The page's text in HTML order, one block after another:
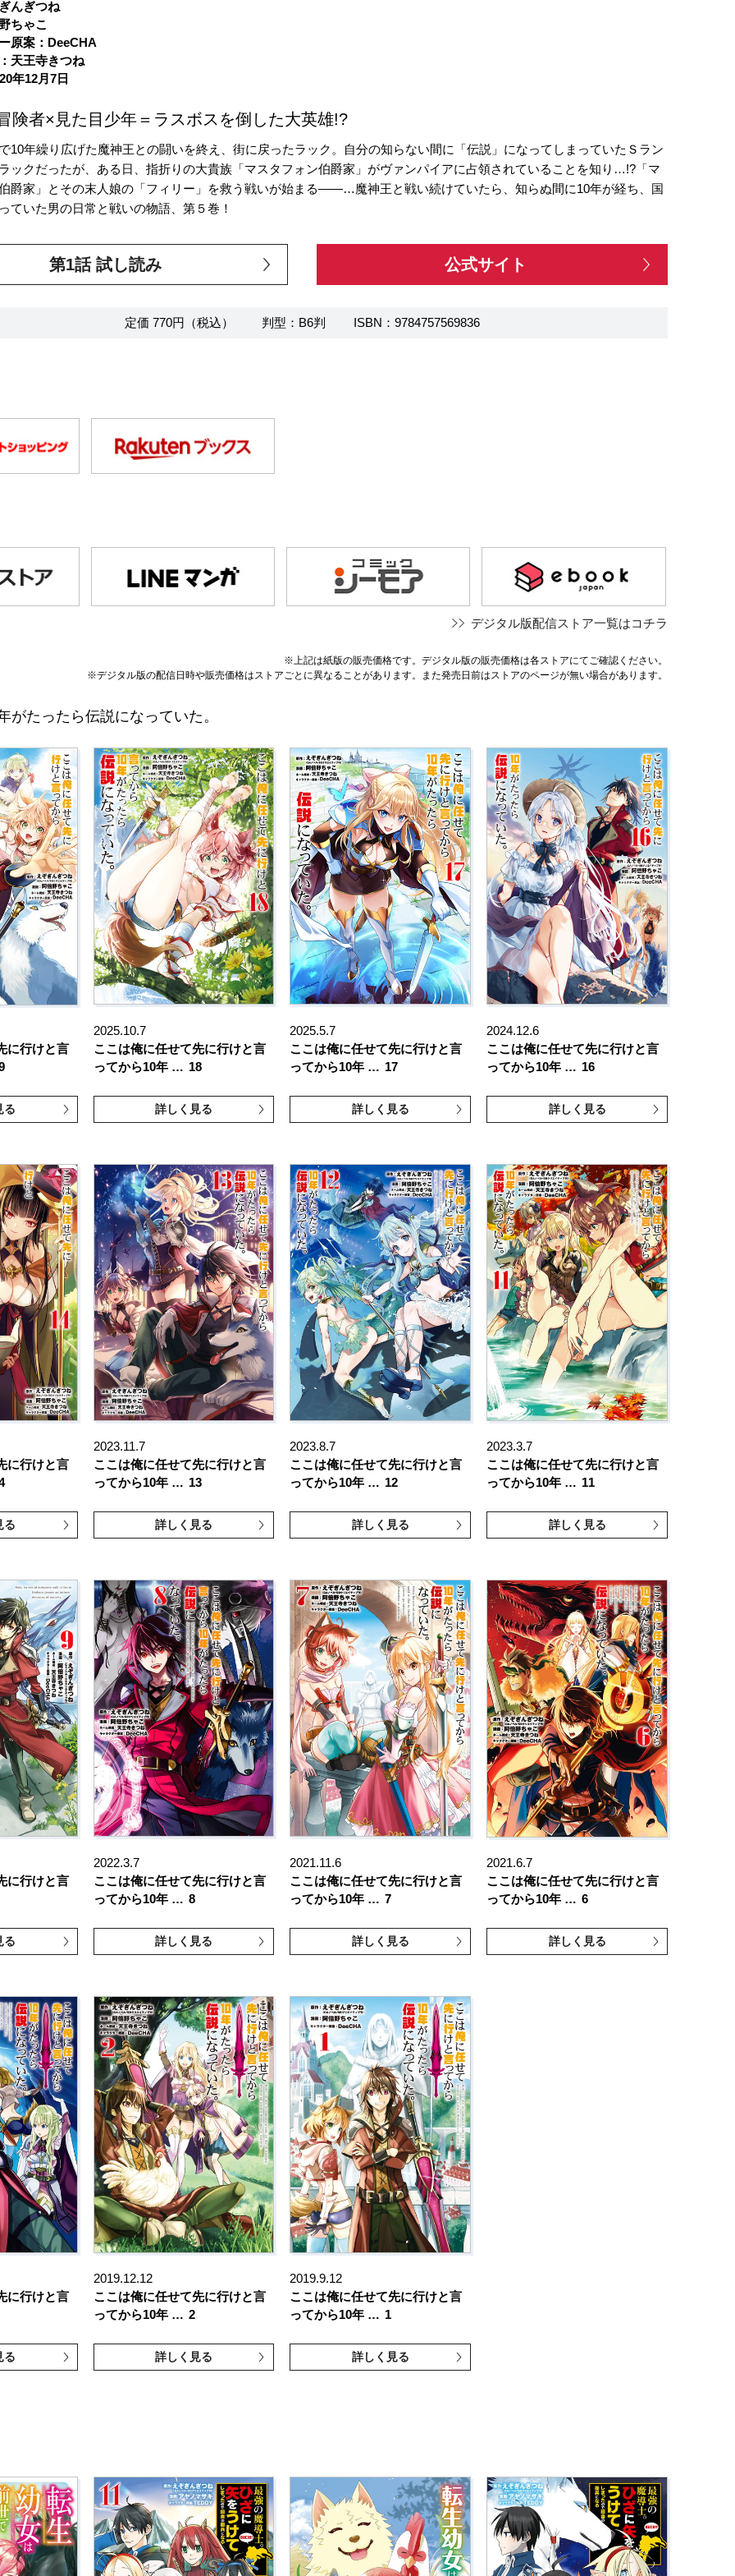
んぎつね
ちゃこ
原案：DeeCHA
天王寺きつね
年12月7日
険者×見た目少年＝ラスボスを倒した大英雄!?
10年繰り広げた魔神王との闘いを終え、街に戻ったラック。自分の知らない間に「伝説」になってしまっていたＳラン
ックだったが、ある日、指折りの大貴族「マスタフォン伯爵家」がヴァンパイアに占領されていることを知り…!?「マ
爵家」とその末人娘の「フィリー」を救う戦いが始まる――…魔神王と戦い続けていたら、知らぬ間に10年が経ち、国
ていた男の日常と戦いの物語、第５巻！
第1話 試し読み 公式サイト
定価 770円（税込） 判型：B6判 ISBN：9784757569836
デジタル版配信ストア一覧はコチラ
※上記は紙版の販売価格です。デジタル版の販売価格は各ストアにてご確認ください。
※デジタル版の配信日時や販売価格はストアごとに異なることがあります。また発売日前はストアのページが無い場合があります。
たったら伝説になっていた。
に行けと言
る
2025.10.7
ここは俺に任せて先に行けと言
ってから10年 … 18
詳しく見る
2025.5.7
ここは俺に任せて先に行けと言
ってから10年 … 17
詳しく見る
2024.12.6
ここは俺に任せて先に行けと言
ってから10年 … 16
詳しく見る
に行けと言
る
2023.11.7
ここは俺に任せて先に行けと言
ってから10年 … 13
詳しく見る
2023.8.7
ここは俺に任せて先に行けと言
ってから10年 … 12
詳しく見る
2023.3.7
ここは俺に任せて先に行けと言
ってから10年 … 11
詳しく見る
に行けと言
る
2022.3.7
ここは俺に任せて先に行けと言
ってから10年 … 8
詳しく見る
2021.11.6
ここは俺に任せて先に行けと言
ってから10年 … 7
詳しく見る
2021.6.7
ここは俺に任せて先に行けと言
ってから10年 … 6
詳しく見る
に行けと言
る
2019.12.12
ここは俺に任せて先に行けと言
ってから10年 … 2
詳しく見る
2019.9.12
ここは俺に任せて先に行けと言
ってから10年 … 1
詳しく見る